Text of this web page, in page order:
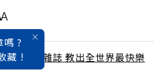
嗎 ?
藏 !
11月號雜誌 教出全世界最快樂